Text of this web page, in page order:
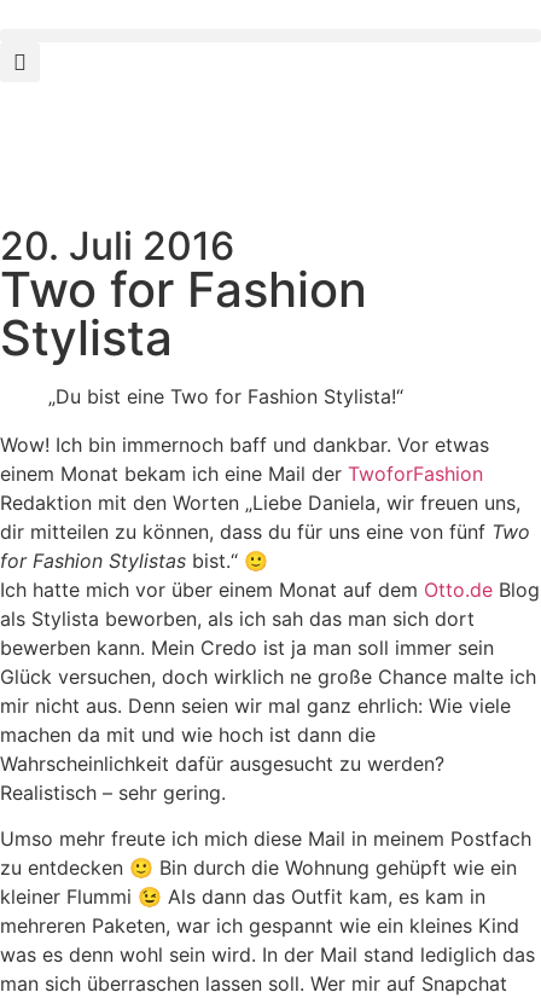
20. Juli 2016
Two for Fashion
Stylista
„Du bist eine Two for Fashion Stylista!“
Wow! Ich bin immernoch baff und dankbar. Vor etwas
einem Monat bekam ich eine Mail der TwoforFashion
Redaktion mit den Worten „Liebe Daniela, wir freuen uns,
dir mitteilen zu können, dass du für uns eine von fünf Two
for Fashion Stylistas bist.“ 🙂
Ich hatte mich vor über einem Monat auf dem Otto.de Blog
als Stylista beworben, als ich sah das man sich dort
bewerben kann. Mein Credo ist ja man soll immer sein
Glück versuchen, doch wirklich ne große Chance malte ich
mir nicht aus. Denn seien wir mal ganz ehrlich: Wie viele
machen da mit und wie hoch ist dann die
Wahrscheinlichkeit dafür ausgesucht zu werden?
Realistisch – sehr gering.
Umso mehr freute ich mich diese Mail in meinem Postfach
zu entdecken 🙂 Bin durch die Wohnung gehüpft wie ein
kleiner Flummi 😉 Als dann das Outfit kam, es kam in
mehreren Paketen, war ich gespannt wie ein kleines Kind
was es denn wohl sein wird. In der Mail stand lediglich das
man sich überraschen lassen soll. Wer mir auf Snapchat